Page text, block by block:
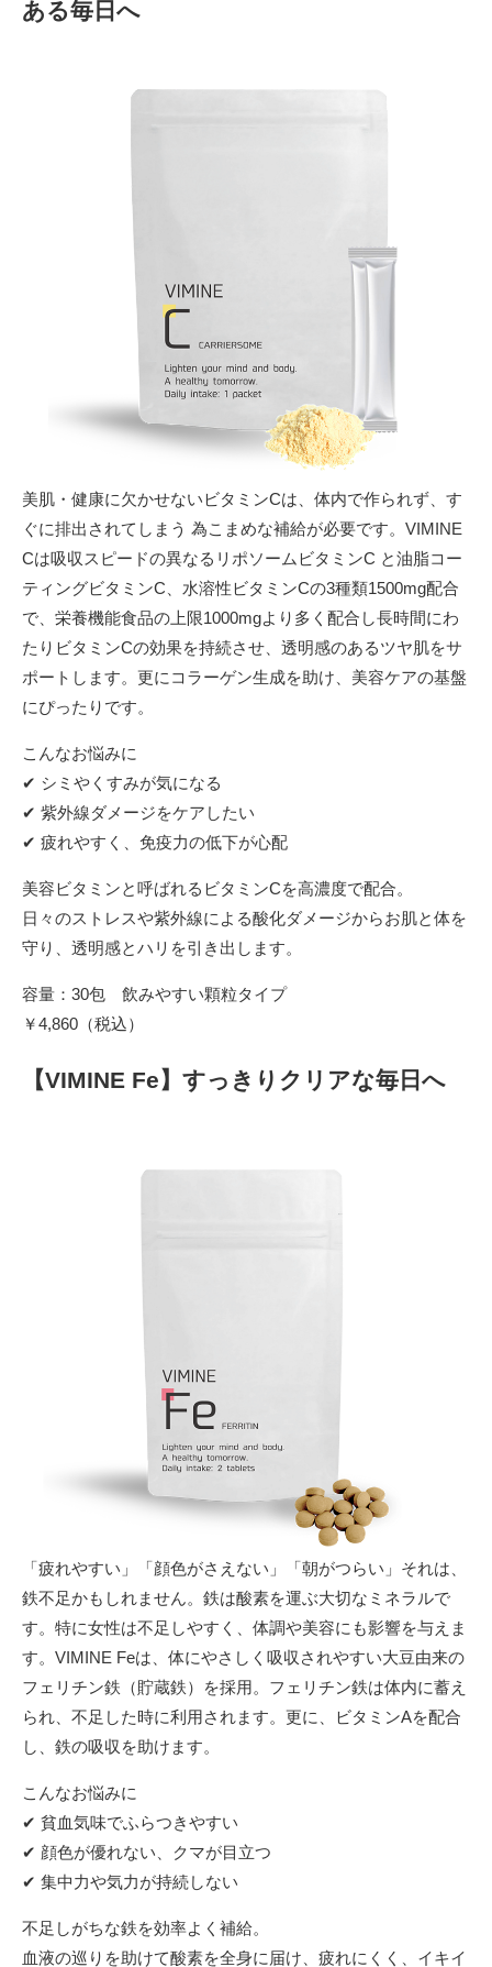
ある毎日へ
美肌・健康に欠かせないビタミンCは、体内で作られず、す
ぐに排出されてしまう 為こまめな補給が必要です。VIMINE
Cは吸収スピードの異なるリポソームビタミンC と油脂コー
ティングビタミンC、水溶性ビタミンCの3種類1500mg配合
で、栄養機能食品の上限1000mgより多く配合し長時間にわ
たりビタミンCの効果を持続させ、透明感のあるツヤ肌をサ
ポートします。更にコラーゲン生成を助け、美容ケアの基盤
にぴったりです。
こんなお悩みに
✔ シミやくすみが気になる
✔ 紫外線ダメージをケアしたい
✔ 疲れやすく、免疫力の低下が心配
美容ビタミンと呼ばれるビタミンCを高濃度で配合。
日々のストレスや紫外線による酸化ダメージからお肌と体を
守り、透明感とハリを引き出します。
容量：30包 飲みやすい顆粒タイプ
￥4,860（税込）
【VIMINE Fe】すっきりクリアな毎日へ
「疲れやすい」「顔色がさえない」「朝がつらい」それは、
鉄不足かもしれません。鉄は酸素を運ぶ大切なミネラルで
す。特に女性は不足しやすく、体調や美容にも影響を与えま
す。VIMINE Feは、体にやさしく吸収されやすい大豆由来の
フェリチン鉄（貯蔵鉄）を採用。フェリチン鉄は体内に蓄え
られ、不足した時に利用されます。更に、ビタミンAを配合
し、鉄の吸収を助けます。
こんなお悩みに
✔ 貧血気味でふらつきやすい
✔ 顔色が優れない、クマが目立つ
✔ 集中力や気力が持続しない
不足しがちな鉄を効率よく補給。
血液の巡りを助けて酸素を全身に届け、疲れにくく、イキイ